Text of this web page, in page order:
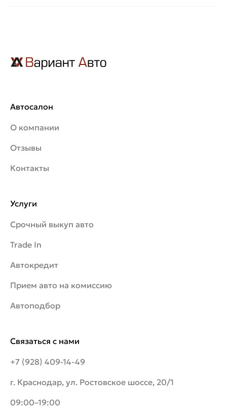
Автосалон
О компании
Отзывы
Контакты
Связаться с нами
+7 (928) 409-14-49
г. Краснодар, ул. Ростовское шоссе, 20/1
09:00–19:00
Услуги
Срочный выкуп авто
Trade In
Автокредит
Прием авто на комиссию
Автоподбор